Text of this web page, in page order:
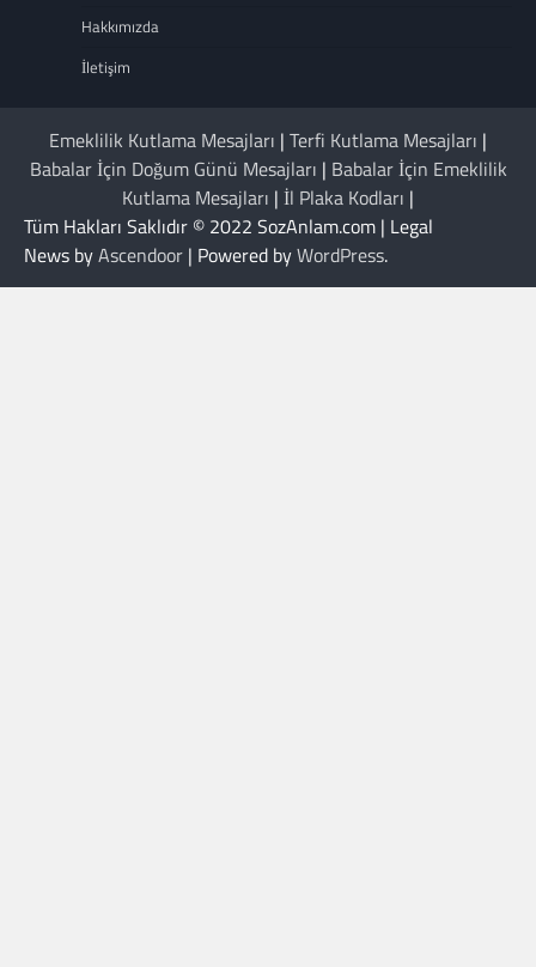
Hakkımızda
İletişim
Emeklilik Kutlama Mesajları | Terfi Kutlama Mesajları |
Babalar İçin Doğum Günü Mesajları | Babalar İçin Emeklilik
Kutlama Mesajları | İl Plaka Kodları |
Tüm Hakları Saklıdır © 2022 SozAnlam.com | Legal
News byAscendoor | Powered byWordPress.